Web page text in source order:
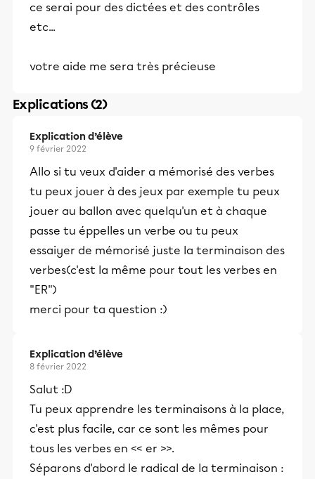
ce serai pour des dictées et des contrôles
etc...
votre aide me sera très précieuse
Explications (2)
Explication d’élève
9 février 2022
Allo si tu veux d'aider a mémorisé des verbes
tu peux jouer à des jeux par exemple tu peux
jouer au ballon avec quelqu'un et à chaque
passe tu éppelles un verbe ou tu peux
essaiyer de mémorisé juste la terminaison des
verbes(c'est la même pour tout les verbes en
"ER")
merci pour ta question :)
Explication d’élève
8 février 2022
Salut :D
Tu peux apprendre les terminaisons à la place,
c'est plus facile, car ce sont les mêmes pour
tous les verbes en << er >>.
Séparons d'abord le radical de la terminaison :